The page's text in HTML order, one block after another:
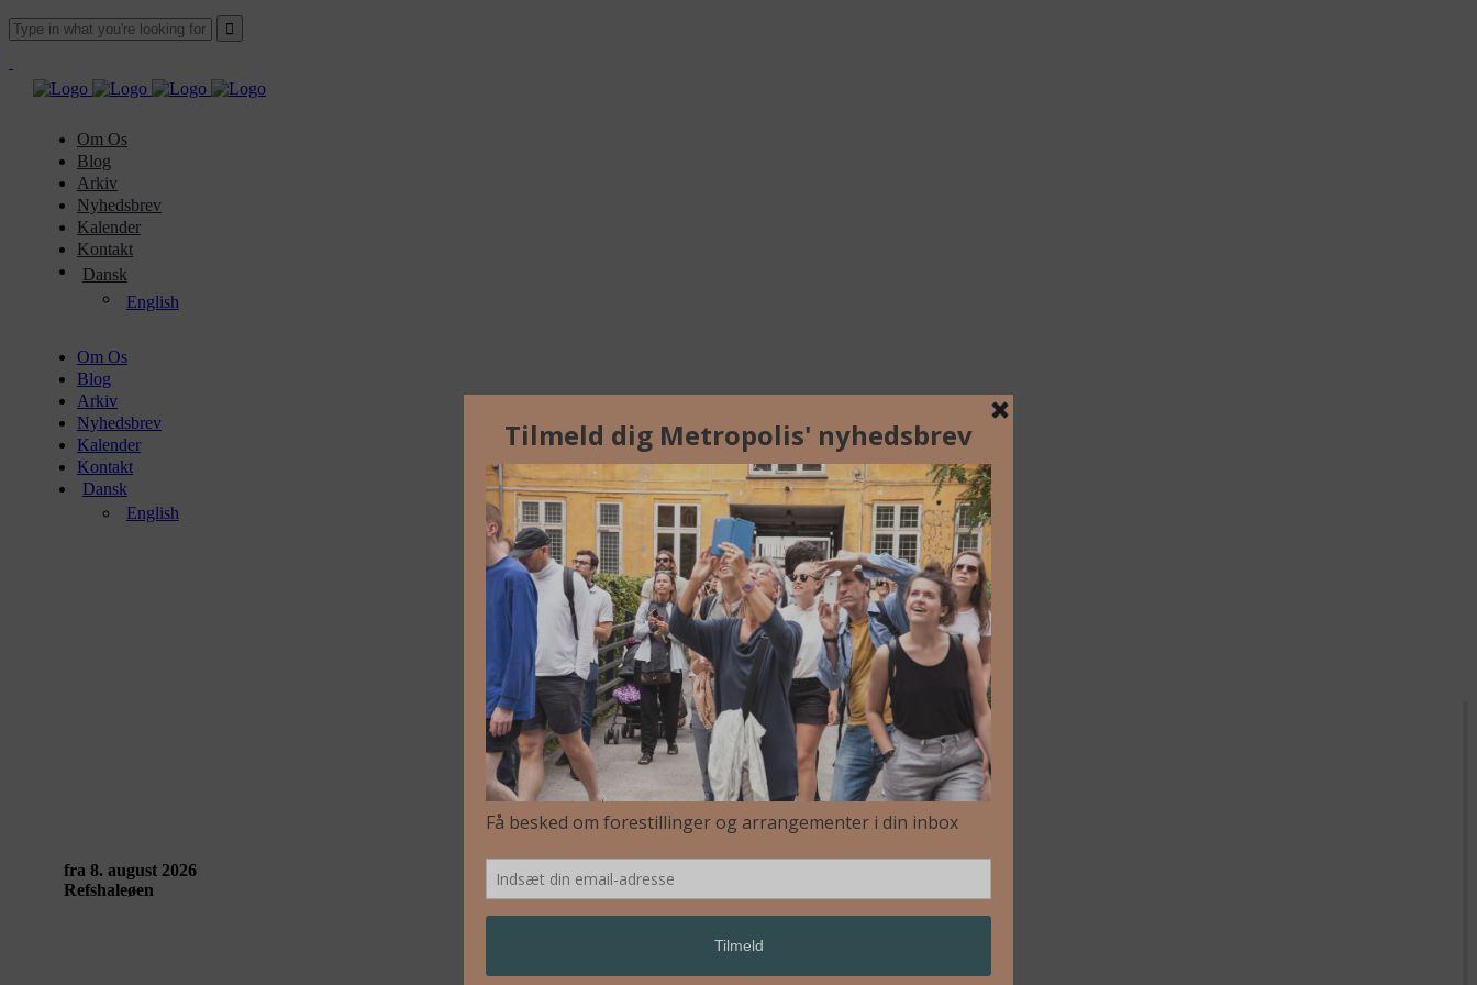
Om Os
Blog
Arkiv
Nyhedsbrev
Kalender
Kontakt
Dansk
English
Om Os
Blog
Arkiv
Nyhedsbrev
Kalender
Kontakt
Dansk
English
LIVING MATTERS af Sjoerd Leijten & Johannes Bellinkx
fra 8. august 2026
Refshaleøen